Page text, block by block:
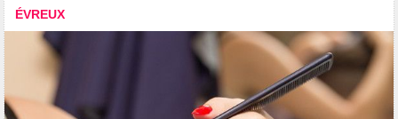
ÉVREUX